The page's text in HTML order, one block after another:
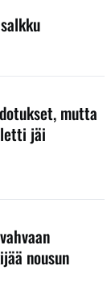
mutta
jäi
nousun